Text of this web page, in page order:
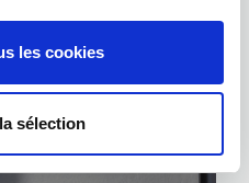
les cookies
sélection